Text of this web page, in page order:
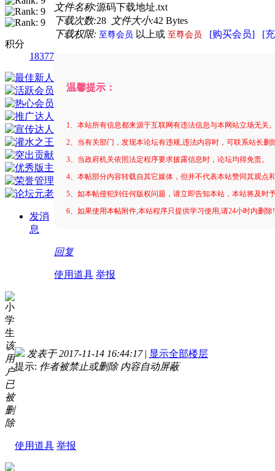
积分
18377
发消
息
文件名称:源码下载地址.txt
下载次数:28 文件大小:42 Bytes
下载权限: 至尊会员 以上或 至尊会员 [购买会员] [
温馨提示：
1、本站所有信息都来源于互联网有违法信息与本网站立场无关
2、当有关部门，发现本论坛有违规,违法内容时，可联系站长删
3、当政府机关依照法定程序要求披露信息时，论坛均得免责。
4、本帖部分内容转载自其它媒体，但并不代表本站赞同其观点
5、如本帖侵犯到任何版权问题，请立即告知本站，本站将及时
6、如果使用本帖附件,本站程序只提供学习使用,请24小时内删
回复
使用道具 举报
小
学
生
该
用
户
已
被
删
除
发表于 2017-11-14 16:44:17 | 显示全部楼层
提示: 作者被禁止或删除 内容自动屏蔽
使用道具 举报